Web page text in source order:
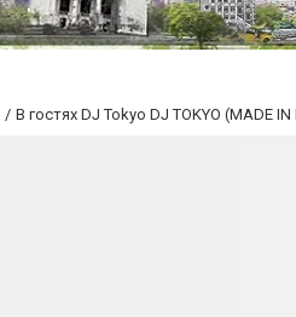
В гостях DJ Tokyo DJ TOKYO (MADE IN